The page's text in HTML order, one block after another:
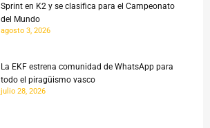
Sprint en K2 y se clasifica para el Campeonato
del Mundo
agosto 3, 2026
La EKF estrena comunidad de WhatsApp para
todo el piragüismo vasco
julio 28, 2026